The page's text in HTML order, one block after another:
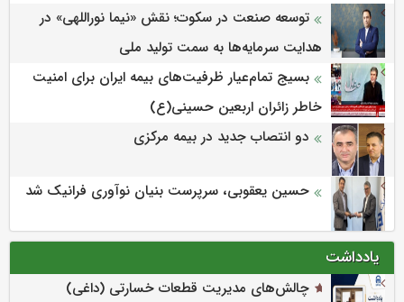
توسعه صنعت در سکوت؛ نقش «نیما نوراللهی» در
هدایت سرمایه‌ها به سمت تولید ملی
بسیج تمام‌عیار ظرفیت‌های بیمه ایران برای امنیت
خاطر زائران اربعین حسینی(ع)
دو انتصاب جدید در بیمه مرکزی
حسین یعقوبی، سرپرست بنیان نوآوری فرانیک شد
یادداشت
چالش‌های مدیریت قطعات خسارتی (داغی)